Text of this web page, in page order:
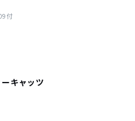
付
キャッツ